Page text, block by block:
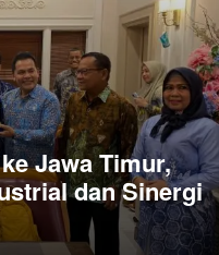
Jawa Timur,
dan Sinergi